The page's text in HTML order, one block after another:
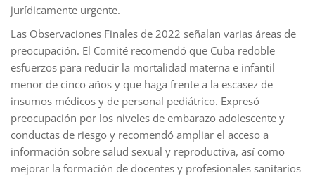
jurídicamente urgente.
Las Observaciones Finales de 2022 señalan varias áreas de
preocupación. El Comité recomendó que Cuba redoble
esfuerzos para reducir la mortalidad materna e infantil
menor de cinco años y que haga frente a la escasez de
insumos médicos y de personal pediátrico. Expresó
preocupación por los niveles de embarazo adolescente y
conductas de riesgo y recomendó ampliar el acceso a
información sobre salud sexual y reproductiva, así como
mejorar la formación de docentes y profesionales sanitarios